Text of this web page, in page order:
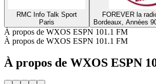
RMC Info Talk Sport
Paris
FOREVER la
Bordeaux, Années
À propos de WXOS ESPN 101.1 FM
À propos de WXOS ESPN 101.1 FM
À propos de WXOS ESPN